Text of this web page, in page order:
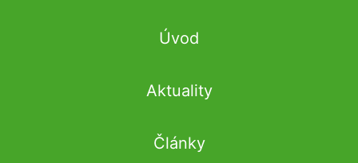
Úvod
Aktuality
Články